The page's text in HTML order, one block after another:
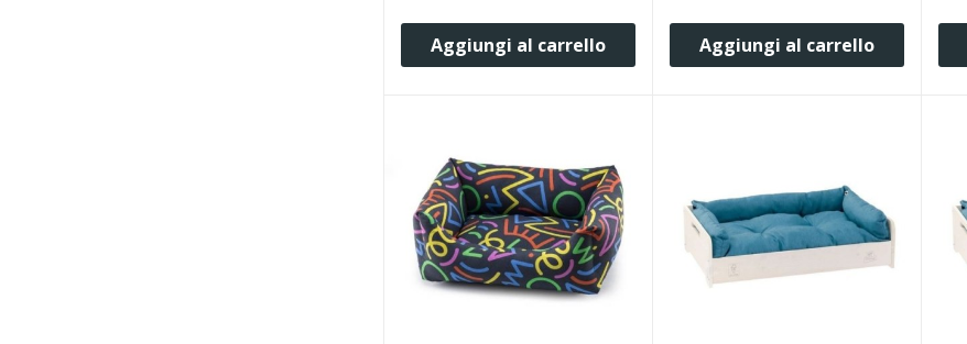
Aggiungi al carrello Aggiungi al carrello